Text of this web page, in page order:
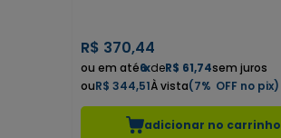
R$ 370,44
6xdeR$ 61,74sem juros
R$ 344,51
7%
adicionar no carrinho